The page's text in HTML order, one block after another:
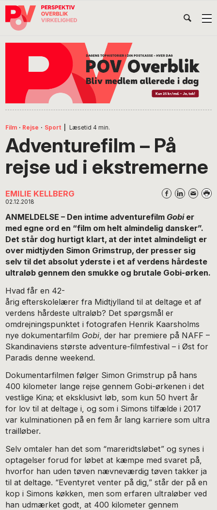
Gå
direkte
Skip
indhold
Gå
direkte
Film · Rejse · Sport Læsetid 4 min.
Adventurefilm – På
rejse ud i ekstremerne
EMILIE KELLBERG
02.12.2018
ANMELDELSE – Den intime adventurefilm Gobi er
med egne ord en “film om helt almindelig dansker”.
Det står dog hurtigt klart, at der intet almindeligt er
over midtjyden Simon Grimstrup, der presser sig
selv til det absolut yderste i et af verdens hårdeste
ultraløb gennem den smukke og brutale Gobi-ørken.
Hvad får en 42-
årig efterskolelærer fra Midtjylland til at deltage et af
verdens hårdeste ultraløb? Det spørgsmål er
omdrejningspunktet i fotografen Henrik Kaarsholms
nye dokumentarfilm Gobi , der har premiere på NAFF –
Skandinaviens største adventure-filmfestival – i Øst for
Paradis denne weekend.
Dokumentarfilmen følger Simon Grimstrup på hans
400 kilometer lange rejse gennem Gobi-ørkenen i det
vestlige Kina; et eksklusivt løb, som kun 50 hvert år
for lov til at deltage i, og som i Simons tilfælde i 2017
var kulminationen på en fem år lang karriere som ultra
trailløber.
Selv omtaler han det som “mareridtsløbet” og synes i
optagelser forud for løbet at kæmpe med svaret på,
hvorfor han uden tøven nævneværdig tøven takker ja
til at deltage. “Eventyret venter på dig,” står der på en
kop i Simons køkken, men som erfaren ultraløber ved
han udmærket godt, at 400 kilometer gennem